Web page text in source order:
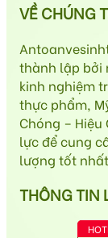
VỀ CHÚNG
thành lập bởi
kinh nghiệm
thực phẩm,
Chóng – Hiệu
lực để cung
lượng tốt nhất
THÔNG TIN